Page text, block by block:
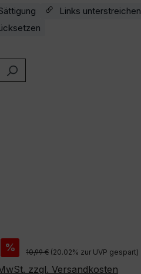
Links unterstreichen
% Regulärer Preis:
10,99 € (20.02% zur UVP gespart)
zzgl. Versandkosten